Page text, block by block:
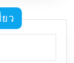
ว